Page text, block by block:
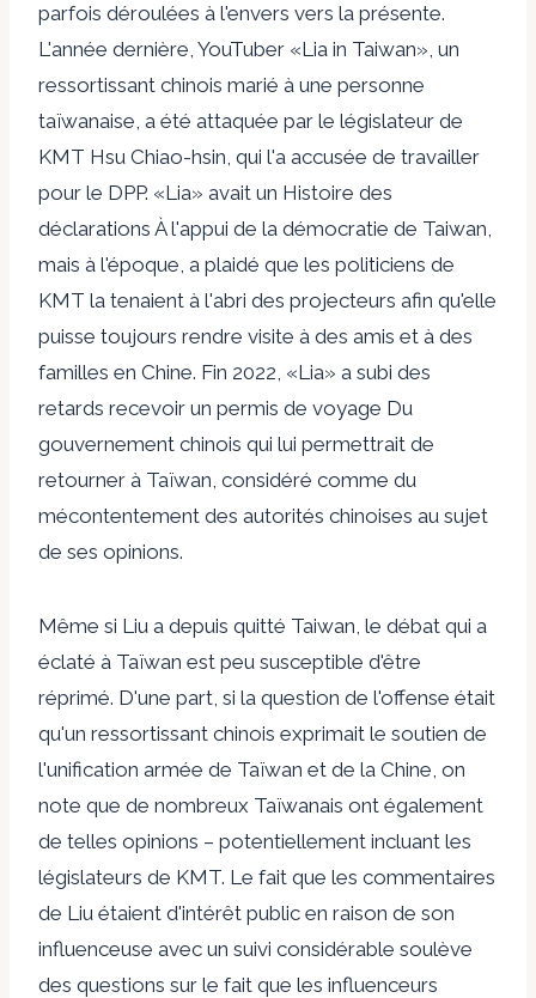
parfois déroulées à l'envers vers la présente.
L'année dernière, YouTuber «Lia in Taiwan», un
ressortissant chinois marié à une personne
taïwanaise, a été attaquée par le législateur de
KMT Hsu Chiao-hsin, qui l'a accusée de travailler
pour le DPP. «Lia» avait un Histoire des
déclarations À l'appui de la démocratie de Taiwan,
mais à l'époque, a plaidé que les politiciens de
KMT la tenaient à l'abri des projecteurs afin qu'elle
puisse toujours rendre visite à des amis et à des
familles en Chine. Fin 2022, «Lia» a subi des
retards recevoir un permis de voyage Du
gouvernement chinois qui lui permettrait de
retourner à Taïwan, considéré comme du
mécontentement des autorités chinoises au sujet
de ses opinions.
Même si Liu a depuis quitté Taiwan, le débat qui a
éclaté à Taïwan est peu susceptible d'être
réprimé. D'une part, si la question de l'offense était
qu'un ressortissant chinois exprimait le soutien de
l'unification armée de Taïwan et de la Chine, on
note que de nombreux Taïwanais ont également
de telles opinions – potentiellement incluant les
législateurs de KMT. Le fait que les commentaires
de Liu étaient d'intérêt public en raison de son
influenceuse avec un suivi considérable soulève
des questions sur le fait que les influenceurs